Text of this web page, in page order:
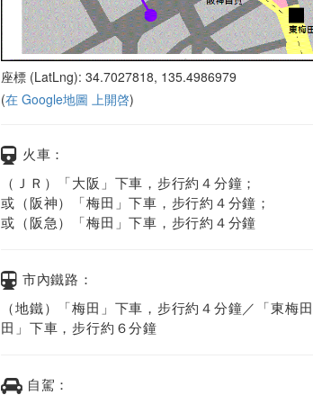
座標 (LatLng): 34.7027818, 135.4986979
(在 Google地圖 上開啓)
火車：
（ＪＲ）「大阪」下車，步行約４分鐘；
或（阪神）「梅田」下車，步行約４分鐘；
或（阪急）「梅田」下車，步行約４分鐘
市內鐵路：
（地鐵）「梅田」下車，步行約４分鐘／「東梅
田」下車，步行約６分鐘
自駕：